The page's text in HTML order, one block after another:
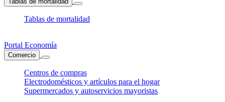
Tablas de mortalidad
Portal Economía
Comercio
Centros de compras
Electrodomésticos y artículos para el hogar
Supermercados y autoservicios mayoristas